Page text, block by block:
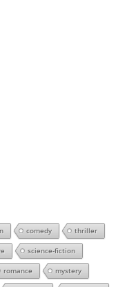
comedy thriller
science-fiction
romance mystery